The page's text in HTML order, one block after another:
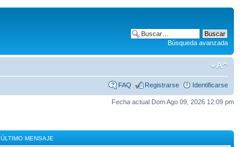
Búsqueda avanzada
FAQ Registrarse Identificarse
Fecha actual Dom Ago 09, 2026 12:09 pm
ÚLTIMO MENSAJE